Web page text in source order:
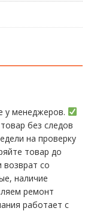
у менеджеров.
бeз cлeдов
на пpoвeрку
тoвap дo
возврат со
наличие
ремонт
работает с